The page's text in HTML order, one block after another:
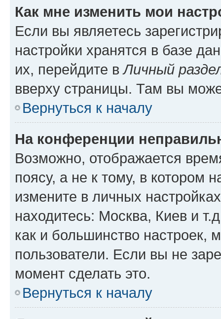
Как мне изменить мои
Если вы являетесь
настройки хранятся в базе
их, перейдите вЛичный
вверху страницы. Там вы
Вернуться к началу
На конференции
Возможно, отображается
поясу, а не к тому, в котором
измените в личных
находитесь: Москва, Киев и
как и большинство настроек,
пользователи. Если вы не
момент сделать это.
Вернуться к началу